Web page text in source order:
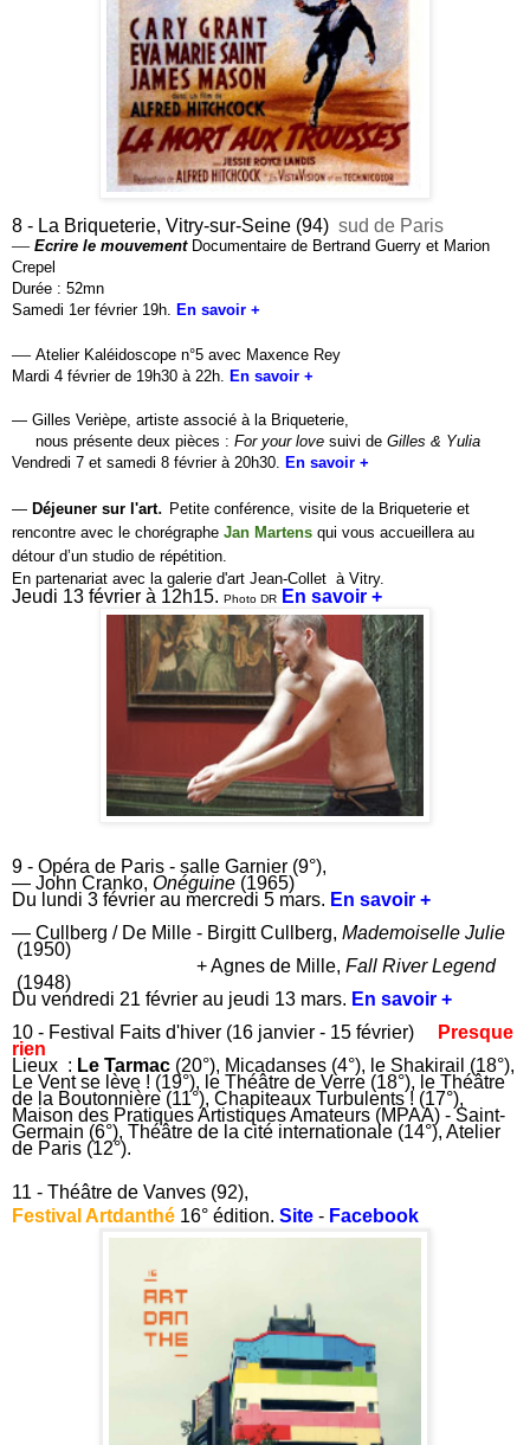
8 - La Briqueterie, Vitry-sur-Seine (94) sud de Paris
— Ecrire le mouvementDocumentaire de Bertrand Guerry et Marion
Crepel
Durée : 52mn
Samedi 1er février 19h. En savoir +
— Atelier Kaléidoscope n°5 avec Maxence Rey
Mardi 4 février de 19h30 à 22h. En savoir +
— Gilles Verièpe, artiste associé à la Briqueterie,
nous présente deux pièces : For your love suivi de Gilles & Yulia
Vendredi 7 et samedi 8 février à 20h30. En savoir +
— Déjeuner sur l'art. Petite conférence, visite de la Briqueterie et
rencontre avec le chorégraphe Jan Martens qui vous accueillera au
détour d’un studio de répétition.
En partenariat avec la galerie d'art Jean-Collet à Vitry.
Jeudi 13 février à 12h15. Photo DR En savoir +
9 - Opéra de Paris - salle Garnier (9°),
— John Cranko, Onéguine (1965)
Du lundi 3 février au mercredi 5 mars. En savoir +
— Cullberg / De Mille - Birgitt Cullberg, Mademoiselle Julie
(1950)
+ Agnes de Mille, Fall River Legend
(1948)
Du vendredi 21 février au jeudi 13 mars. En savoir +
10 - Festival Faits d'hiver (16 janvier - 15 février)
Presque
rien
Lieux : Le Tarmac (20°), Micadanses (4°), le Shakirail (18°),
Le Vent se lève ! (19°), le Théâtre de Verre (18°), le Théâtre
de la Boutonnière (11°), Chapiteaux Turbulents ! (17°),
Maison des Pratiques Artistiques Amateurs (MPAA) - Saint-
Germain (6°), Théâtre de la cité internationale (14°), Atelier
de Paris (12°).
11 - Théâtre de Vanves (92),
Festival Artdanthé 16° édition. Site - Facebook